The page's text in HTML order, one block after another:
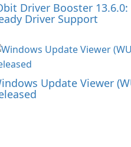
Driver Booster 13.6.0:
Driver Support
Update Viewer